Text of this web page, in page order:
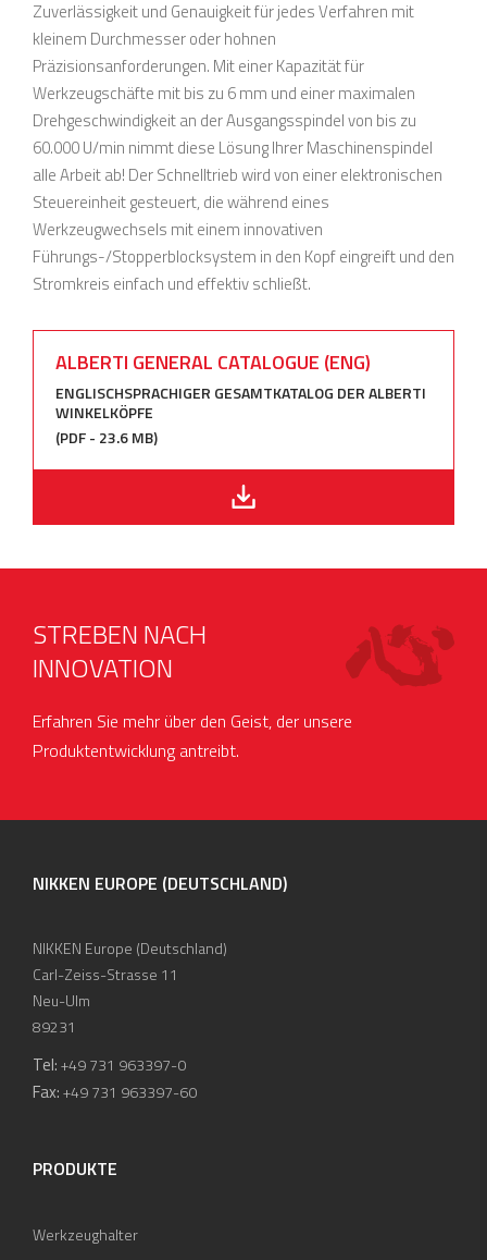
Zuverlässigkeit und Genauigkeit für jedes Verfahren mit
kleinem Durchmesser oder hohnen
Präzisionsanforderungen. Mit einer Kapazität für
Werkzeugschäfte mit bis zu 6 mm und einer maximalen
Drehgeschwindigkeit an der Ausgangsspindel von bis zu
60.000 U/min nimmt diese Lösung Ihrer Maschinenspindel
alle Arbeit ab! Der Schnelltrieb wird von einer elektronischen
Steuereinheit gesteuert, die während eines
Werkzeugwechsels mit einem innovativen
Führungs-/Stopperblocksystem in den Kopf eingreift und den
Stromkreis einfach und effektiv schließt.
ALBERTI GENERAL CATALOGUE (ENG)
ENGLISCHSPRACHIGER GESAMTKATALOG DER ALBERTI
WINKELKÖPFE
(PDF - 23.6 MB)
STREBEN NACH
INNOVATION
Erfahren Sie mehr über den Geist, der unsere
Produktentwicklung antreibt.
NIKKEN EUROPE (DEUTSCHLAND)
NIKKEN Europe (Deutschland)
Carl-Zeiss-Strasse 11
Neu-Ulm
89231
Tel:+49 731 963397-0
Fax:+49 731 963397-60
PRODUKTE
Werkzeughalter